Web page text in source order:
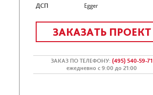
ДСП
Egger
ЗАКАЗАТЬ ПРОЕКТ
ЗАКАЗ ПО ТЕЛЕФОНУ: (495) 540-59-71
ежедневно с 9:00 до 21:00